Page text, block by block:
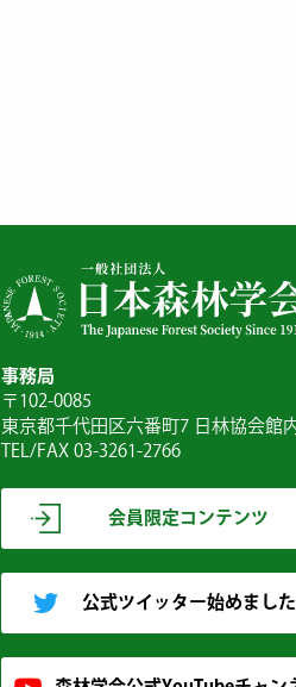
事務局
〒102-0085
東京都千代田区六番町7 日林協会館
TEL/FAX 03-3261-2766
会員限定コンテンツ
公式ツイッター始めました